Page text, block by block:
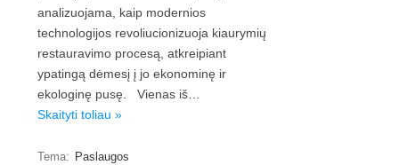
analizuojama, kaip modernios
technologijos revoliucionizuoja kiaurymių
restauravimo procesą, atkreipiant
ypatingą dėmesį į jo ekonominę ir
ekologinę pusę. Vienas iš…
Skaityti toliau »
Tema: Paslaugos